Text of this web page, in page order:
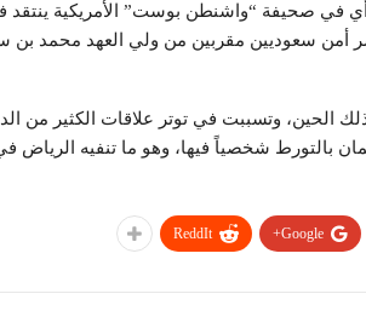
في صحيفة “واشنطن بوست” الأمريكية ينتقد
أمن سعوديين مقربين من ولي العهد محمد بن
الحين، وتسببت في توتر علاقات الكثير من
بالتورط شخصياً فيها، وهو ما تنفيه الرياض
Google+
ReddIt